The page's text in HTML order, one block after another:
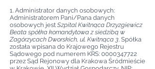
1. Administrator danych osobowych:
Administratorem Pani/Pana danych
osobowych jest Szpital Kwitnąca Drzyzgiewicz
Beata spółka komandytowa z siedzibą w
Zagórzycach Dworskich, ul. Kwitnąca 3. Spółka
została wpisana do Krajowego Rejestru
Sądowego pod numerem KRS: 0000347722
przez Sąd Rejonowy dla Krakowa Śródmieście